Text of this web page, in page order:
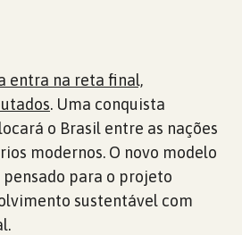
entra na reta final,
. Uma conquista
o Brasil entre as nações
modernos. O novo modelo
para o projeto
sustentável com